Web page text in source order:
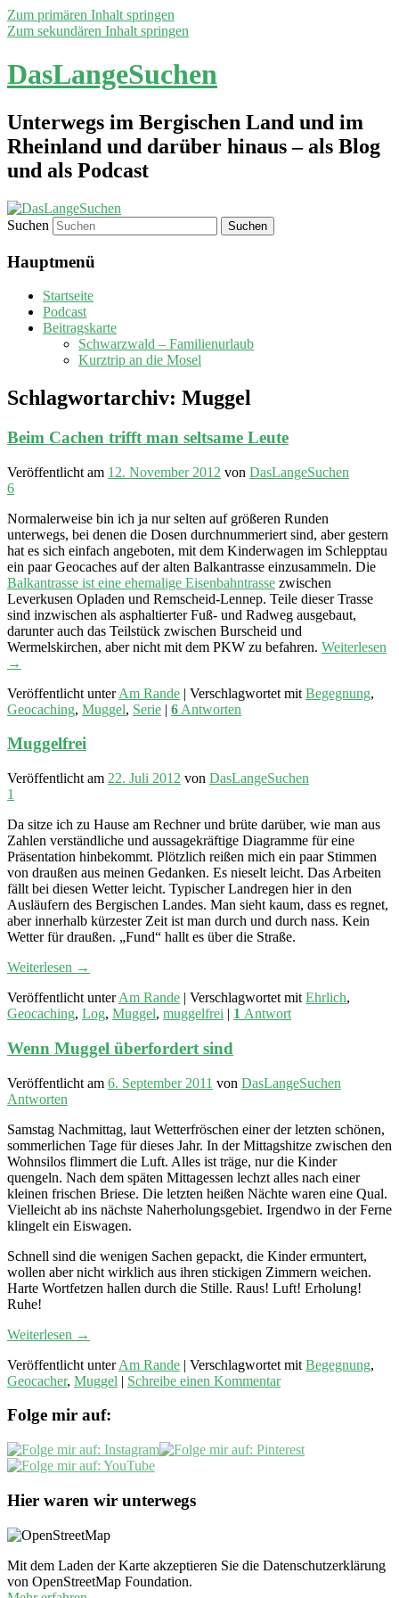
Zum primären Inhalt springen
Zum sekundären Inhalt springen
DasLangeSuchen
Unterwegs im Bergischen Land und im
Rheinland und darüber hinaus – als Blog
und als Podcast
Suchen
Hauptmenü
Startseite
Podcast
Beitragskarte
Schwarzwald – Familienurlaub
Kurztrip an die Mosel
Schlagwortarchiv: Muggel
Beim Cachen trifft man seltsame Leute
Veröffentlicht am 12. November 2012 von DasLangeSuchen
6
Normalerweise bin ich ja nur selten auf größeren Runden
unterwegs, bei denen die Dosen durchnummeriert sind, aber gestern
hat es sich einfach angeboten, mit dem Kinderwagen im Schlepptau
ein paar Geocaches auf der alten Balkantrasse einzusammeln. Die
Balkantrasse ist eine ehemalige Eisenbahntrasse zwischen
Leverkusen Opladen und Remscheid-Lennep. Teile dieser Trasse
sind inzwischen als asphaltierter Fuß- und Radweg ausgebaut,
darunter auch das Teilstück zwischen Burscheid und
Wermelskirchen, aber nicht mit dem PKW zu befahren. Weiterlesen
→
Veröffentlicht unter Am Rande | Verschlagwortet mit Begegnung,
Geocaching, Muggel, Serie | 6 Antworten
Muggelfrei
Veröffentlicht am 22. Juli 2012 von DasLangeSuchen
1
Da sitze ich zu Hause am Rechner und brüte darüber, wie man aus
Zahlen verständliche und aussagekräftige Diagramme für eine
Präsentation hinbekommt. Plötzlich reißen mich ein paar Stimmen
von draußen aus meinen Gedanken. Es nieselt leicht. Das Arbeiten
fällt bei diesen Wetter leicht. Typischer Landregen hier in den
Ausläufern des Bergischen Landes. Man sieht kaum, dass es regnet,
aber innerhalb kürzester Zeit ist man durch und durch nass. Kein
Wetter für draußen. „Fund“ hallt es über die Straße.
Weiterlesen →
Veröffentlicht unter Am Rande | Verschlagwortet mit Ehrlich,
Geocaching, Log, Muggel, muggelfrei | 1 Antwort
Wenn Muggel überfordert sind
Veröffentlicht am 6. September 2011 von DasLangeSuchen
Antworten
Samstag Nachmittag, laut Wetterfröschen einer der letzten schönen,
sommerlichen Tage für dieses Jahr. In der Mittagshitze zwischen den
Wohnsilos flimmert die Luft. Alles ist träge, nur die Kinder
quengeln. Nach dem späten Mittagessen lechzt alles nach einer
kleinen frischen Briese. Die letzten heißen Nächte waren eine Qual.
Vielleicht ab ins nächste Naherholungsgebiet. Irgendwo in der Ferne
klingelt ein Eiswagen.
Schnell sind die wenigen Sachen gepackt, die Kinder ermuntert,
wollen aber nicht wirklich aus ihren stickigen Zimmern weichen.
Harte Wortfetzen hallen durch die Stille. Raus! Luft! Erholung!
Ruhe!
Weiterlesen →
Veröffentlicht unter Am Rande | Verschlagwortet mit Begegnung,
Geocacher, Muggel | Schreibe einen Kommentar
Folge mir auf:
Hier waren wir unterwegs
Mit dem Laden der Karte akzeptieren Sie die Datenschutzerklärung
von OpenStreetMap Foundation.